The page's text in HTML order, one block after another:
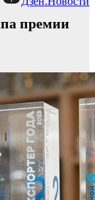
премии